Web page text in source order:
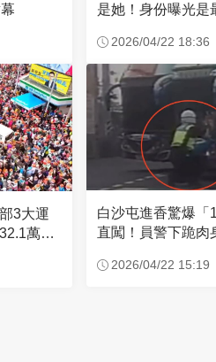
是她！身份曝光
2026/04/22 18:36
3大運
萬創
白沙屯進香驚爆「
直闖！員警下跪肉
2026/04/22 15:19